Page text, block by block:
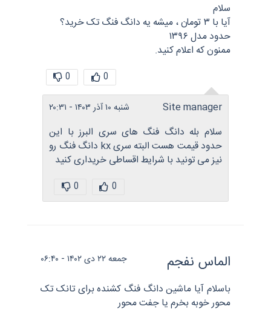
سلام
آیا با ۳ تومان ، میشه یه دانگ فنگ تک خرید؟
حدود مدل ۱۳۹۶
ممنون که اعلام کنید.
0
0
Site manager شنبه ۱۰ آذر ۱۴۰۳ - ۲۰:۳۱
سلام بله دانگ فنگ های سری البرز با این
حدود قیمت هست البته سری kx دانگ فنگ رو
نیز می تونید با شرایط اقساطی خریداری کنید
0
0
الماس نفجم جمعه ۲۲ دی ۱۴۰۲ - ۰۶:۴۰
باسلام آیا ماشین دانگ فنگ کشنده برای تانک تک
محور خوبه بخرم یا جفت محور